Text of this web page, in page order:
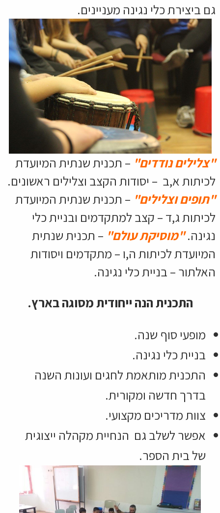
גם ביצירת כלי נגינה מעניינים.
"צלילים נודדים" – תכנית שנתית המיועדת
לכיתות א,ב – יסודות הקצב וצלילים ראשונים.
"תופים וצלילים" – תכנית שנתית המיועדת
לכיתות ג,ד – קצב למתקדמים ובניית כלי
נגינה."מוסיקת עולם" – תכנית שנתית
המיועדת לכיתות ה,ו – מתקדמים ויסודות
האלתור – בניית כלי נגינה.
התכנית הנה ייחודית מסוגה בארץ.
מופעי סוף שנה.
בניית כלי נגינה.
התכנית מותאמת לחגים ועונות השנה
בדרך חדשה ומקורית.
צוות מדריכים מקצועי.
אפשר לשלב גם הנחיית מקהלה ייצוגית
של בית הספר.